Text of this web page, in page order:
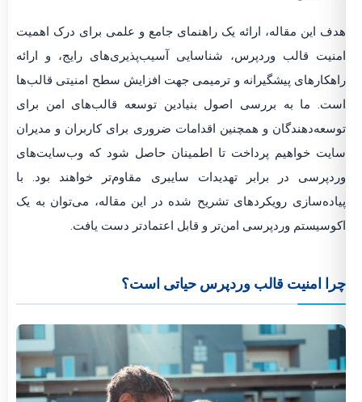
هدف این مقاله، ارائه یک راهنمای جامع و علمی برای درک اهمیت
امنیت قالب وردپرس، شناسایی آسیب‌پذیری‌های رایج، و ارائه
راهکارهای پیشگیرانه و ترمیمی جهت افزایش سطح امنیتی قالب‌ها
است. ما به بررسی اصول بنیادین توسعه قالب‌های امن برای
توسعه‌دهندگان و همچنین اقدامات ضروری برای کاربران و مدیران
سایت خواهیم پرداخت تا اطمینان حاصل شود که وب‌سایت‌های
وردپرسی در برابر تهدیدات سایبری مقاوم‌تر خواهند بود. با
پیاده‌سازی رویکردهای تشریح شده در این مقاله، می‌توان به یک
اکوسیستم وردپرسی امن‌تر و قابل اعتمادتر دست یافت.
چرا امنیت قالب وردپرس حیاتی است؟